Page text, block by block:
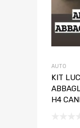
AUTO
KIT
H4